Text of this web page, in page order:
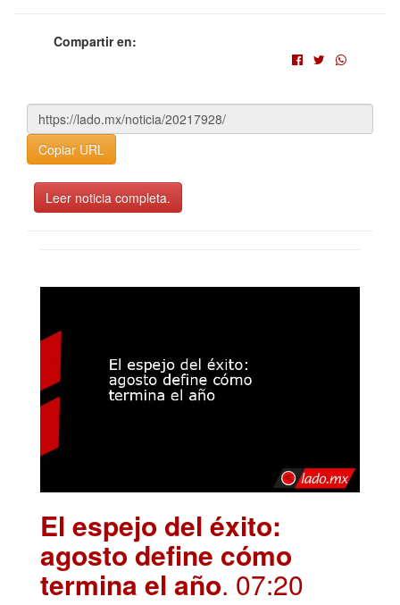
Compartir en:
Copiar URL
Leer noticia completa.
El espejo del éxito:
agosto define cómo
termina el año. 07:20